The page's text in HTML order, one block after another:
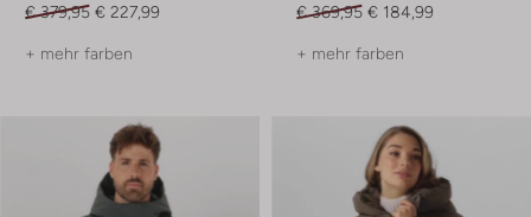
€ 379,95 € 227,99
+ mehr farben
€ 369,95 € 184,99
+ mehr farben